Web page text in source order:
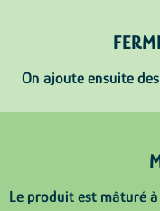
On ajoute ensuite
Le produit est mâturé